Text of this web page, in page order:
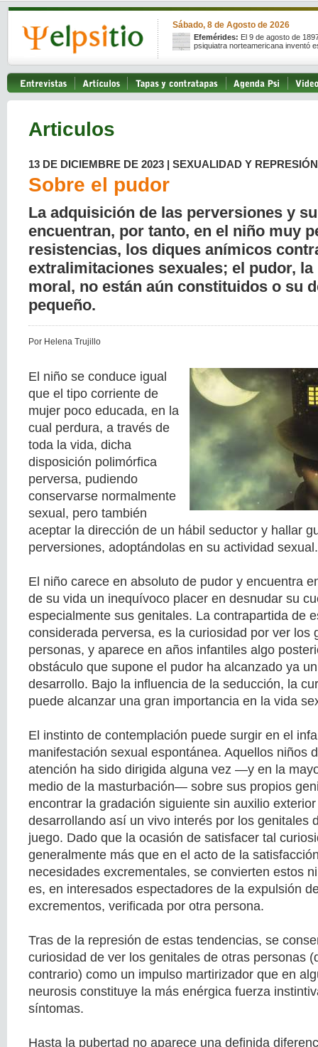
Sábado, 8 de Agosto de 2026
Efemérides: El 9 de agosto de
psiquiatra norteamericana inventó
Articulos
13 DE DICIEMBRE DE 2023 | SEXUALIDAD Y REPRESIÓN
Sobre el pudor
La adquisición de las perversiones y
encuentran, por tanto, en el niño muy
resistencias, los diques anímicos
extralimitaciones sexuales; el pudor,
moral, no están aún constituidos o su
pequeño.
Por Helena Trujillo
El niño se conduce igual
que el tipo corriente de
mujer poco educada, en la
cual perdura, a través de
toda la vida, dicha
disposición polimórfica
perversa, pudiendo
conservarse normalmente
sexual, pero también
aceptar la dirección de un hábil seductor y hallar
perversiones, adoptándolas en su actividad sexual.
El niño carece en absoluto de pudor y encuentra
de su vida un inequívoco placer en desnudar su
especialmente sus genitales. La contrapartida de
considerada perversa, es la curiosidad por ver los
personas, y aparece en años infantiles algo
obstáculo que supone el pudor ha alcanzado ya
desarrollo. Bajo la influencia de la seducción, la
puede alcanzar una gran importancia en la vida
El instinto de contemplación puede surgir en el
manifestación sexual espontánea. Aquellos niños
atención ha sido dirigida alguna vez —y en la
medio de la masturbación— sobre sus propios
encontrar la gradación siguiente sin auxilio
desarrollando así un vivo interés por los genitales
juego. Dado que la ocasión de satisfacer tal
generalmente más que en el acto de la
necesidades excrementales, se convierten estos
es, en interesados espectadores de la expulsión
excrementos, verificada por otra persona.
Tras de la represión de estas tendencias, se
curiosidad de ver los genitales de otras personas
contrario) como un impulso martirizador que en
neurosis constituye la más enérgica fuerza
síntomas.
Hasta la pubertad no aparece una definida